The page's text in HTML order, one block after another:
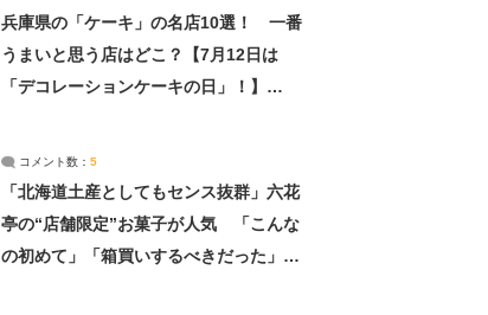
兵庫県の「ケーキ」の名店10選！ 一番
うまいと思う店はどこ？【7月12日は
「デコレーションケーキの日」！】
コメント数： 5
「北海道土産としてもセンス抜群」六花
亭の“店舗限定”お菓子が人気 「こんな
の初めて」「箱買いするべきだった」